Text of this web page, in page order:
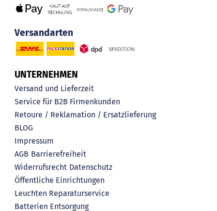
Versandarten
UNTERNEHMEN
Versand und Lieferzeit
Service für B2B Firmenkunden
Retoure / Reklamation / Ersatzlieferung
BLOG
Impressum
AGB Barrierefreiheit
Widerrufsrecht Datenschutz
Öffentliche Einrichtungen
Leuchten Reparaturservice
Batterien Entsorgung